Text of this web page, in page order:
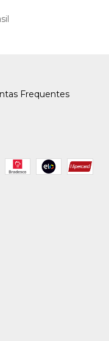
Frequentes